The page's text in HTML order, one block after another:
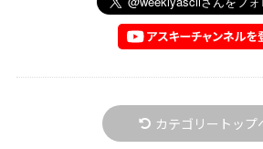
カテゴリートップ